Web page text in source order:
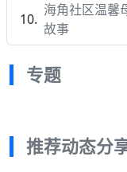
海角社区温馨
故事
专题
推荐动态分